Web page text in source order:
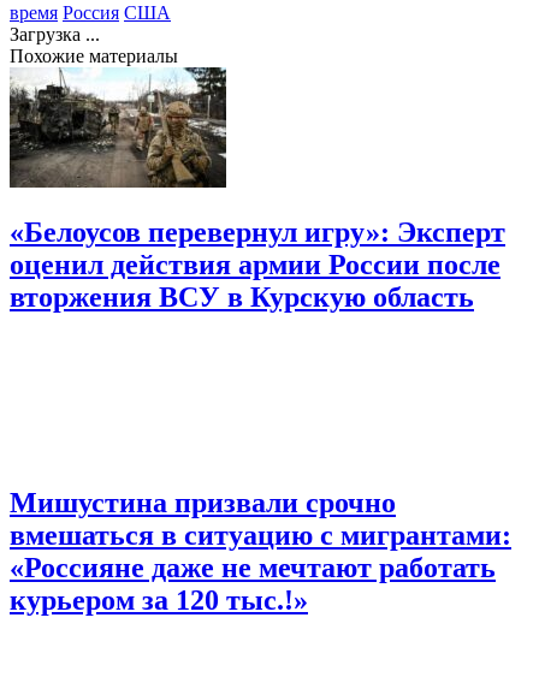
время Россия США
Загрузка ...
Похожие материалы
«Белоусов перевернул игру»: Эксперт
оценил действия армии России после
вторжения ВСУ в Курскую область
Мишустина призвали срочно
вмешаться в ситуацию с мигрантами:
«Россияне даже не мечтают работать
курьером за 120 тыс.!»